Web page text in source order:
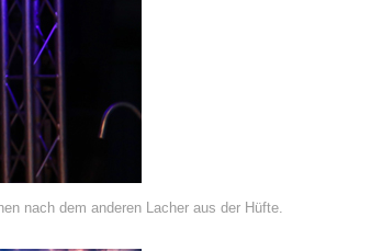
nach dem anderen Lacher aus der Hüfte.